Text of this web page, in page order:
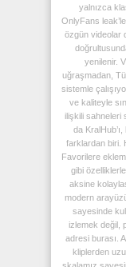
yalnızca
OnlyFans
özgün videolar
yenilenir.
uğraşmadan,
sistemle
ve kaliteyle
ilişkili sahneleri
da
farklardan biri.
Favorilere
gibi
aksine
modern
sayesinde
izlemek değil,
adresi burası.
kliplerden